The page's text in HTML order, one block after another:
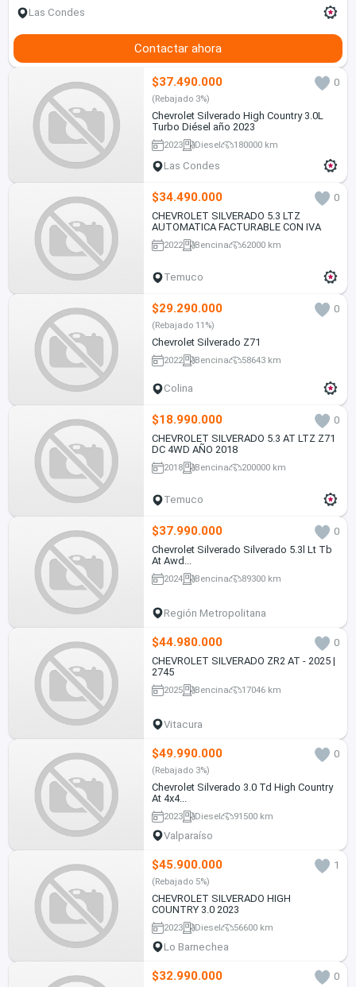
Las Condes
Contactar ahora
$37.490.000 0
(Rebajado 3%)
Chevrolet Silverado High Country 3.0L
Turbo Diésel año 2023
2023 Diesel 180000 km
Las Condes
$34.490.000
0
CHEVROLET SILVERADO 5.3 LTZ
AUTOMATICA FACTURABLE CON IVA
2022 Bencina 62000 km
Temuco
$29.290.000 0
(Rebajado 11%)
Chevrolet Silverado Z71
2022 Bencina 58643 km
Colina
$18.990.000
0
CHEVROLET SILVERADO 5.3 AT LTZ Z71
DC 4WD AÑO 2018
2018 Bencina 200000 km
Temuco
$37.990.000
0
Chevrolet Silverado Silverado 5.3l Lt Tb
At Awd...
2024 Bencina 89300 km
Región Metropolitana
$44.980.000
0
CHEVROLET SILVERADO ZR2 AT - 2025 |
2745
2025 Bencina 17046 km
Vitacura
$49.990.000 0
(Rebajado 3%)
Chevrolet Silverado 3.0 Td High Country
At 4x4...
2023 Diesel 91500 km
Valparaíso
$45.900.000 1
(Rebajado 5%)
CHEVROLET SILVERADO HIGH
COUNTRY 3.0 2023
2023 Diesel 56600 km
Lo Barnechea
$32.990.000 0